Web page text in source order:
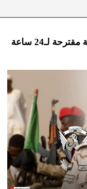
لـ24 ساعة